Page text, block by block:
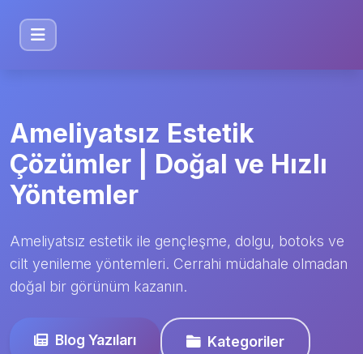
Ameliyatsız Estetik
Çözümler | Doğal ve Hızlı
Yöntemler
Ameliyatsız estetik ile gençleşme, dolgu, botoks ve
cilt yenileme yöntemleri. Cerrahi müdahale olmadan
doğal bir görünüm kazanın.
Blog Yazıları Kategoriler